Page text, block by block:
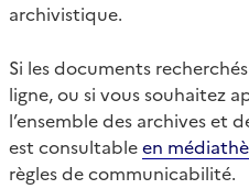
archivistique.
Si les documents
ligne, ou si vous souhaitez
l’ensemble des archives et
est consultableen
règles de communicabilité.